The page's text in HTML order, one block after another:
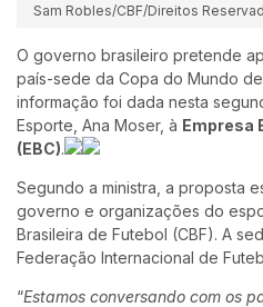
Sam Robles/CBF/Direitos
O governo brasileiro pretende
país-sede da Copa do Mundo
informação foi dada nesta
Esporte, Ana Moser, à Empresa
(EBC).
Segundo a ministra, a proposta
governo e organizações do
Brasileira de Futebol (CBF). A
Federação Internacional de
“Estamos conversando com os